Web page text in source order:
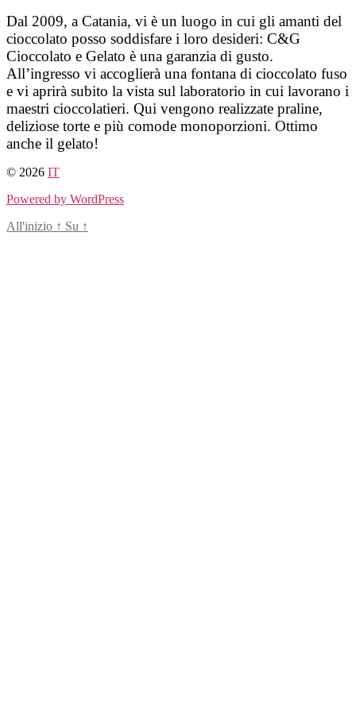
Salta
al
contenuto
Dal 2009, a Catania, vi è un luogo in cui gli amanti del
cioccolato posso soddisfare i loro desideri: C&G
Cioccolato e Gelato è una garanzia di gusto.
All’ingresso vi accoglierà una fontana di cioccolato fuso
e vi aprirà subito la vista sul laboratorio in cui lavorano i
maestri cioccolatieri. Qui vengono realizzate praline,
deliziose torte e più comode monoporzioni. Ottimo
anche il gelato!
© 2026 IT
Powered by WordPress
All'inizio ↑ Su ↑